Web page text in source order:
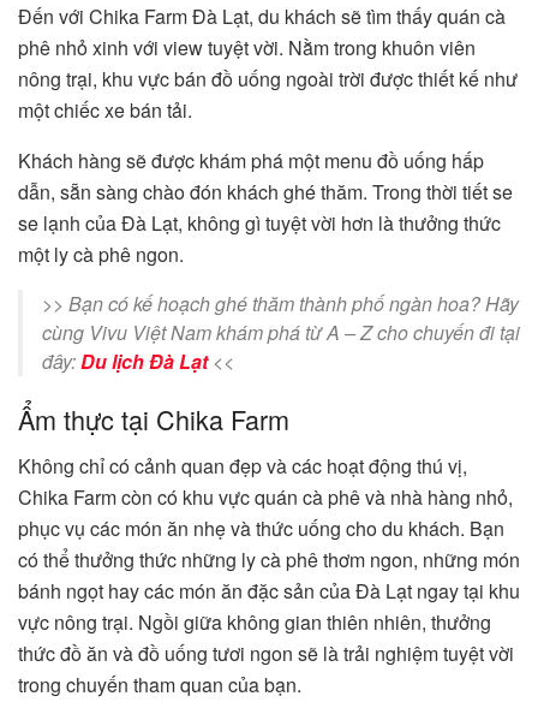
Đến với Chika Farm Đà Lạt, du khách sẽ tìm thấy quán cà
phê nhỏ xinh với view tuyệt vời. Nằm trong khuôn viên
nông trại, khu vực bán đồ uống ngoài trời được thiết kế như
một chiếc xe bán tải.
Khách hàng sẽ được khám phá một menu đồ uống hấp
dẫn, sẵn sàng chào đón khách ghé thăm. Trong thời tiết se
se lạnh của Đà Lạt, không gì tuyệt vời hơn là thưởng thức
một ly cà phê ngon.
>> Bạn có kế hoạch ghé thăm thành phố ngàn hoa? Hãy
cùng Vivu Việt Nam khám phá từ A – Z cho chuyến đi tại
đây:Du lịch Đà Lạt<<
Ẩm thực tại Chika Farm
Không chỉ có cảnh quan đẹp và các hoạt động thú vị,
Chika Farm còn có khu vực quán cà phê và nhà hàng nhỏ,
phục vụ các món ăn nhẹ và thức uống cho du khách. Bạn
có thể thưởng thức những ly cà phê thơm ngon, những món
bánh ngọt hay các món ăn đặc sản của Đà Lạt ngay tại khu
vực nông trại. Ngồi giữa không gian thiên nhiên, thưởng
thức đồ ăn và đồ uống tươi ngon sẽ là trải nghiệm tuyệt vời
trong chuyến tham quan của bạn.